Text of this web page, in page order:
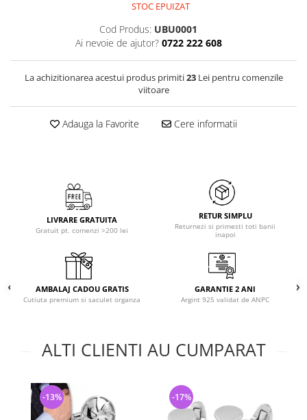
STOC EPUIZAT
Cod Produs: UBU0001
Ai nevoie de ajutor? 0722 222 608
La achizitionarea acestui produs primiti23Lei pentru comenzile
viitoare
Adauga la Favorite Cere informatii
LIVRARE GRATUITA
Gratuit pt. comenzi >200 lei
RETUR SIMPLU
Returnezi si primesti toti banii
inapoi
AMBALAJ CADOU GRATIS
Cutiuta premium si saculet organza
GARANTIE 2 ANI
Argint 925 validat de ANPC
ALTI CLIENTI AU CUMPARAT
-13% -17%